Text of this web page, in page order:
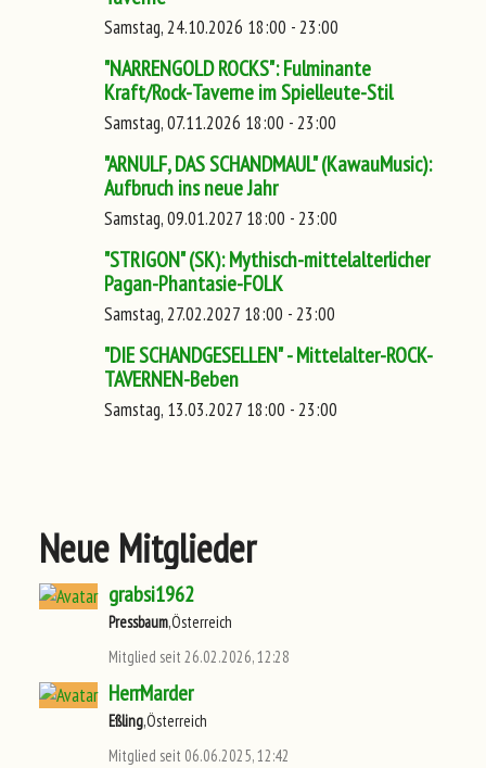
Samstag, 24.10.2026 18:00 - 23:00
"NARRENGOLD ROCKS": Fulminante
Kraft/Rock-Taverne im Spielleute-Stil
Samstag, 07.11.2026 18:00 - 23:00
"ARNULF, DAS SCHANDMAUL" (KawauMusic):
Aufbruch ins neue Jahr
Samstag, 09.01.2027 18:00 - 23:00
"STRIGON" (SK): Mythisch-mittelalterlicher
Pagan-Phantasie-FOLK
Samstag, 27.02.2027 18:00 - 23:00
"DIE SCHANDGESELLEN" - Mittelalter-ROCK-
TAVERNEN-Beben
Samstag, 13.03.2027 18:00 - 23:00
Neue Mitglieder
grabsi1962
Pressbaum,Österreich
Mitglied seit 26.02.2026, 12:28
HerrMarder
Eßling,Österreich
Mitglied seit 06.06.2025, 12:42